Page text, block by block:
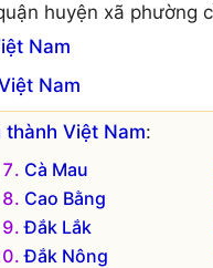
huyện xã phường
Nam
Nam
Việt Nam:
Cà Mau
Cao Bằng
Đắk Lắk
Đắk Nông